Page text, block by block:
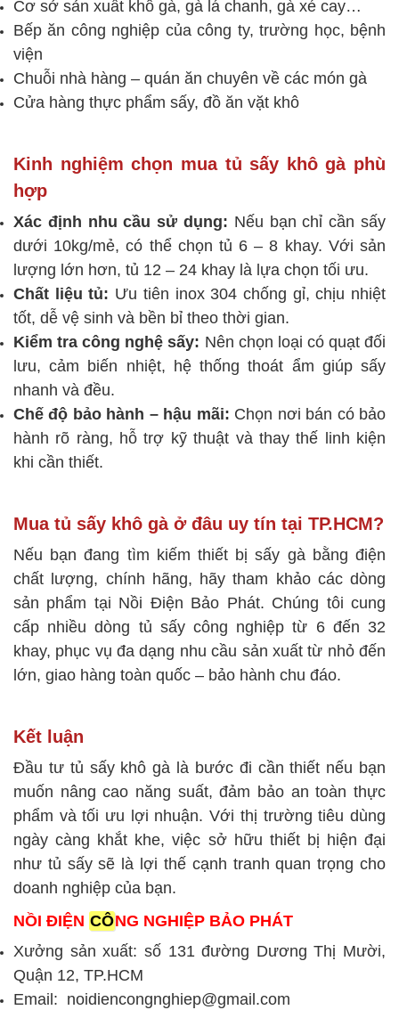
Cơ sở sản xuất khô gà, gà lá chanh, gà xé cay…
Bếp ăn công nghiệp của công ty, trường học, bệnh
viện
Chuỗi nhà hàng – quán ăn chuyên về các món gà
Cửa hàng thực phẩm sấy, đồ ăn vặt khô
Kinh nghiệm chọn mua tủ sấy khô gà phù
hợp
Xác định nhu cầu sử dụng: Nếu bạn chỉ cần sấy
dưới 10kg/mẻ, có thể chọn tủ 6 – 8 khay. Với sản
lượng lớn hơn, tủ 12 – 24 khay là lựa chọn tối ưu.
Chất liệu tủ: Ưu tiên inox 304 chống gỉ, chịu nhiệt
tốt, dễ vệ sinh và bền bỉ theo thời gian.
Kiểm tra công nghệ sấy: Nên chọn loại có quạt đối
lưu, cảm biến nhiệt, hệ thống thoát ẩm giúp sấy
nhanh và đều.
Chế độ bảo hành – hậu mãi: Chọn nơi bán có bảo
hành rõ ràng, hỗ trợ kỹ thuật và thay thế linh kiện
khi cần thiết.
Mua tủ sấy khô gà ở đâu uy tín tại TP.HCM?
Nếu bạn đang tìm kiếm thiết bị sấy gà bằng điện
chất lượng, chính hãng, hãy tham khảo các dòng
sản phẩm tại Nồi Điện Bảo Phát. Chúng tôi cung
cấp nhiều dòng tủ sấy công nghiệp từ 6 đến 32
khay, phục vụ đa dạng nhu cầu sản xuất từ nhỏ đến
lớn, giao hàng toàn quốc – bảo hành chu đáo.
Kết luận
Đầu tư tủ sấy khô gà là bước đi cần thiết nếu bạn
muốn nâng cao năng suất, đảm bảo an toàn thực
phẩm và tối ưu lợi nhuận. Với thị trường tiêu dùng
ngày càng khắt khe, việc sở hữu thiết bị hiện đại
như tủ sấy sẽ là lợi thế cạnh tranh quan trọng cho
doanh nghiệp của bạn.
NỒI ĐIỆN CÔNG NGHIỆP BẢO PHÁT
Xưởng sản xuất: số 131 đường Dương Thị Mười,
Quận 12, TP.HCM
Email: noidiencongnghiep@gmail.com